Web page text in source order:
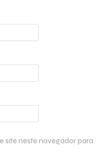
site neste navegador para